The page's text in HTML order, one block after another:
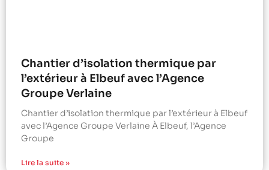
Chantier d’isolation thermique par
l’extérieur à Elbeuf avec l’Agence
Groupe Verlaine
Chantier d’isolation thermique par l’extérieur à Elbeuf
avec l’Agence Groupe Verlaine À Elbeuf, l’Agence
Groupe
Lire la suite »